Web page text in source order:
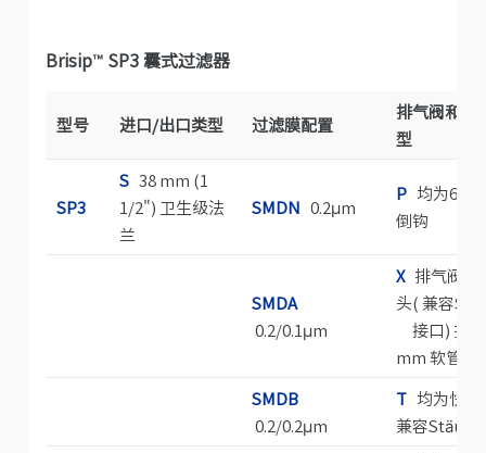
Brisip™SP3 囊式过滤器
型号 进口/出口类型 过滤膜配置
排气阀和排
型
SP3
S38 mm (1
1/2") 卫生级法
兰
SMDN 0.2μm
P均为6
倒钩
SMDA
0.2/0.1μm
X排气阀为
头( 兼容
接口) 排
mm 软管倒
SMDB
0.2/0.2μm
T均为快速
兼容Stäubli